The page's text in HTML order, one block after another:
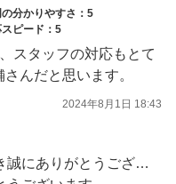
分かりやすさ：5
ピード：5
スタッフの対応もとて
んだと思います。
2024年8月1日 18:43
この度は車検をご用命いただき誠にありがとうございます。